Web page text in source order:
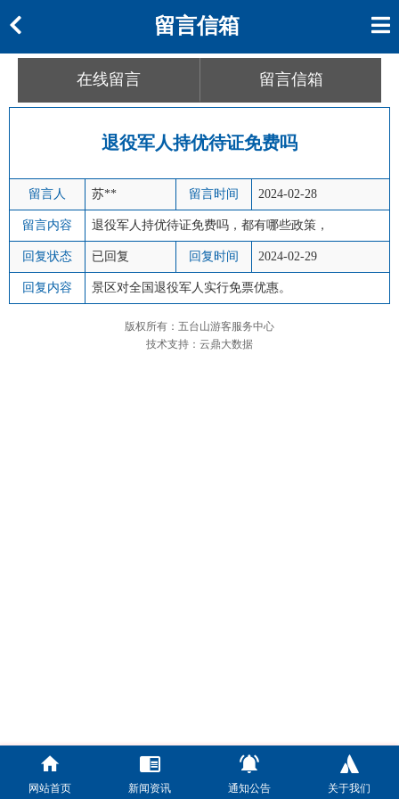
留言信箱
在线留言 留言信箱
退役军人持优待证免费吗
留言人 苏** 留言时间 2024-02-28
留言内容 退役军人持优待证免费吗，都有哪些政策，
回复状态 已回复 回复时间 2024-02-29
回复内容 景区对全国退役军人实行免票优惠。
版权所有：五台山游客服务中心
技术支持：云鼎大数据
网站首页 新闻资讯 通知公告 关于我们